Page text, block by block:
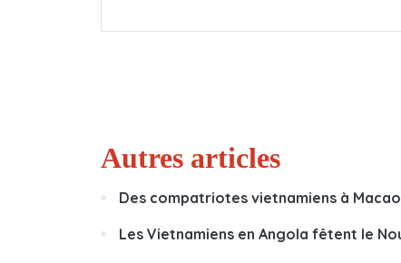
Autres articles
Des compatriotes vietnamiens à
Les Vietnamiens en Angola fêtent le